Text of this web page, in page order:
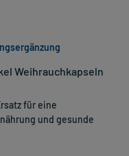
Weihrauchkapseln
für eine
und gesunde